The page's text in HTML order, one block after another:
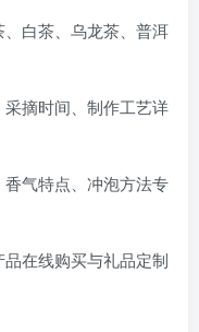
白茶、乌龙茶、普洱
摘时间、制作工艺详
气特点、冲泡方法专
在线购买与礼品定制